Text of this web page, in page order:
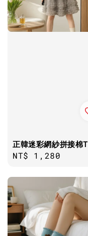
正韓迷彩網紗拼接棉T
Regular
NT$ 1,280